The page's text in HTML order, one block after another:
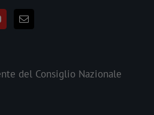
del Consiglio Nazionale